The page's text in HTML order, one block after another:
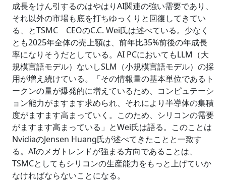
成長をけん引するのはやはりAI関連の強い需要であり、
それ以外の市場も底を打ちゆっくりと回復してきてい
る、とTSMC CEOのC.C. Wei氏は述べている。少なく
とも2025年全体の売上額は、前年比35%前後の年成長
率になりそうだとしている。AI PCにおいてもLLM（大
規模言語モデル）ないしSLM（小規模言語モデル）の採
用が増え続けている。「その情報量の基本単位であるト
ークンの量が爆発的に増えているため、コンピュテーシ
ョン能力がますます求められ、それにより半導体の集積
度がますます高まっていく。このため、シリコンの需要
がますます高まっている」とWei氏は語る。このことは
NvidiaのJensen Huang氏が述べてきたことと一致す
る。AIのメガトレンドが強まる方向であることは、
TSMCとしてもシリコンの生産能力をもっと上げていか
なければならないことになる。